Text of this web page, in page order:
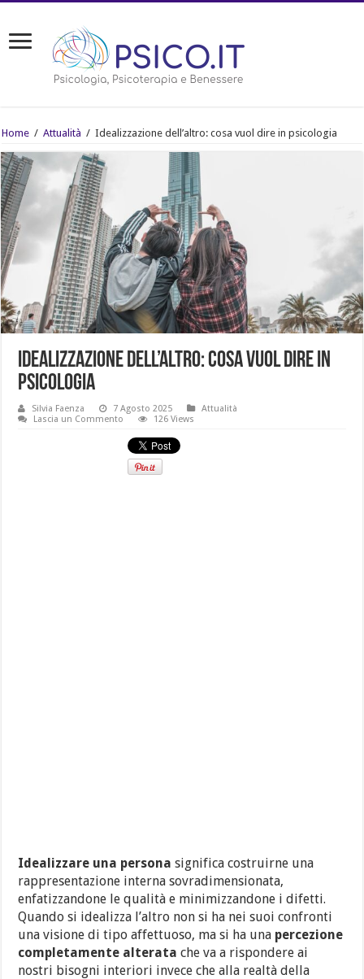
Home / Attualità / Idealizzazione dell’altro: cosa vuol dire in psicologia
Idealizzazione dell’altro: cosa vuol dire in
psicologia
Silvia Faenza 7 Agosto 2025
Attualità
Lascia un Commento
126 Views
Idealizzare una persona significa costruirne una
rappresentazione interna sovradimensionata,
enfatizzandone le qualità e minimizzandone i difetti.
Quando si idealizza l’altro non si ha nei suoi confronti
una visione di tipo affettuoso, ma si ha una percezione
completamente alterata che va a rispondere ai
nostri bisogni interiori invece che alla realtà della